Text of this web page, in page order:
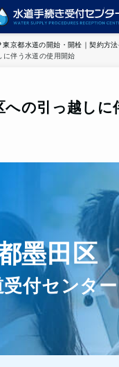
東京都水道の開始・開栓｜契約方
に伴う水道の使用開始
への引っ越しに
墨田区
受付センター